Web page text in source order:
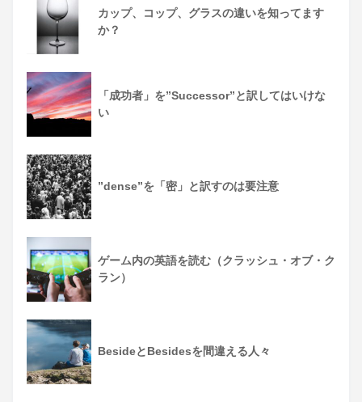
カップ、コップ、グラスの違いを知ってます
か？
「成功者」を”Successor”と訳してはいけな
い
”dense”を「密」と訳すのは要注意
ゲーム内の英語を読む（クラッシュ・オブ・ク
ラン）
BesideとBesidesを間違える人々